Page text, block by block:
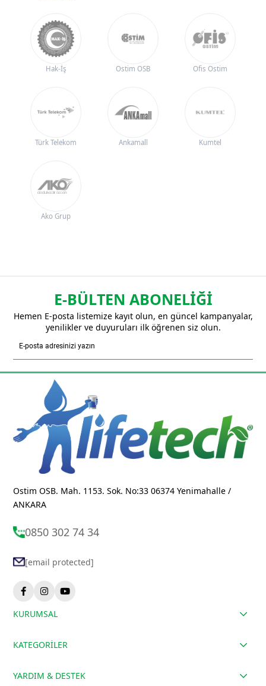
Hak-İş Ostim OSB Ofis Ostim
Türk Telekom Ankamall Kumtel
Ako Grup
E-BÜLTEN ABONELİĞİ
Hemen E-posta listemize kayıt olun, en güncel kampanyalar,
yenilikler ve duyuruları ilk öğrenen siz olun.
Ostim OSB. Mah. 1153. Sok. No:33 06374 Yenimahalle /
ANKARA
0850 302 74 34
[email protected]
KURUMSAL
KATEGORİLER
YARDIM & DESTEK